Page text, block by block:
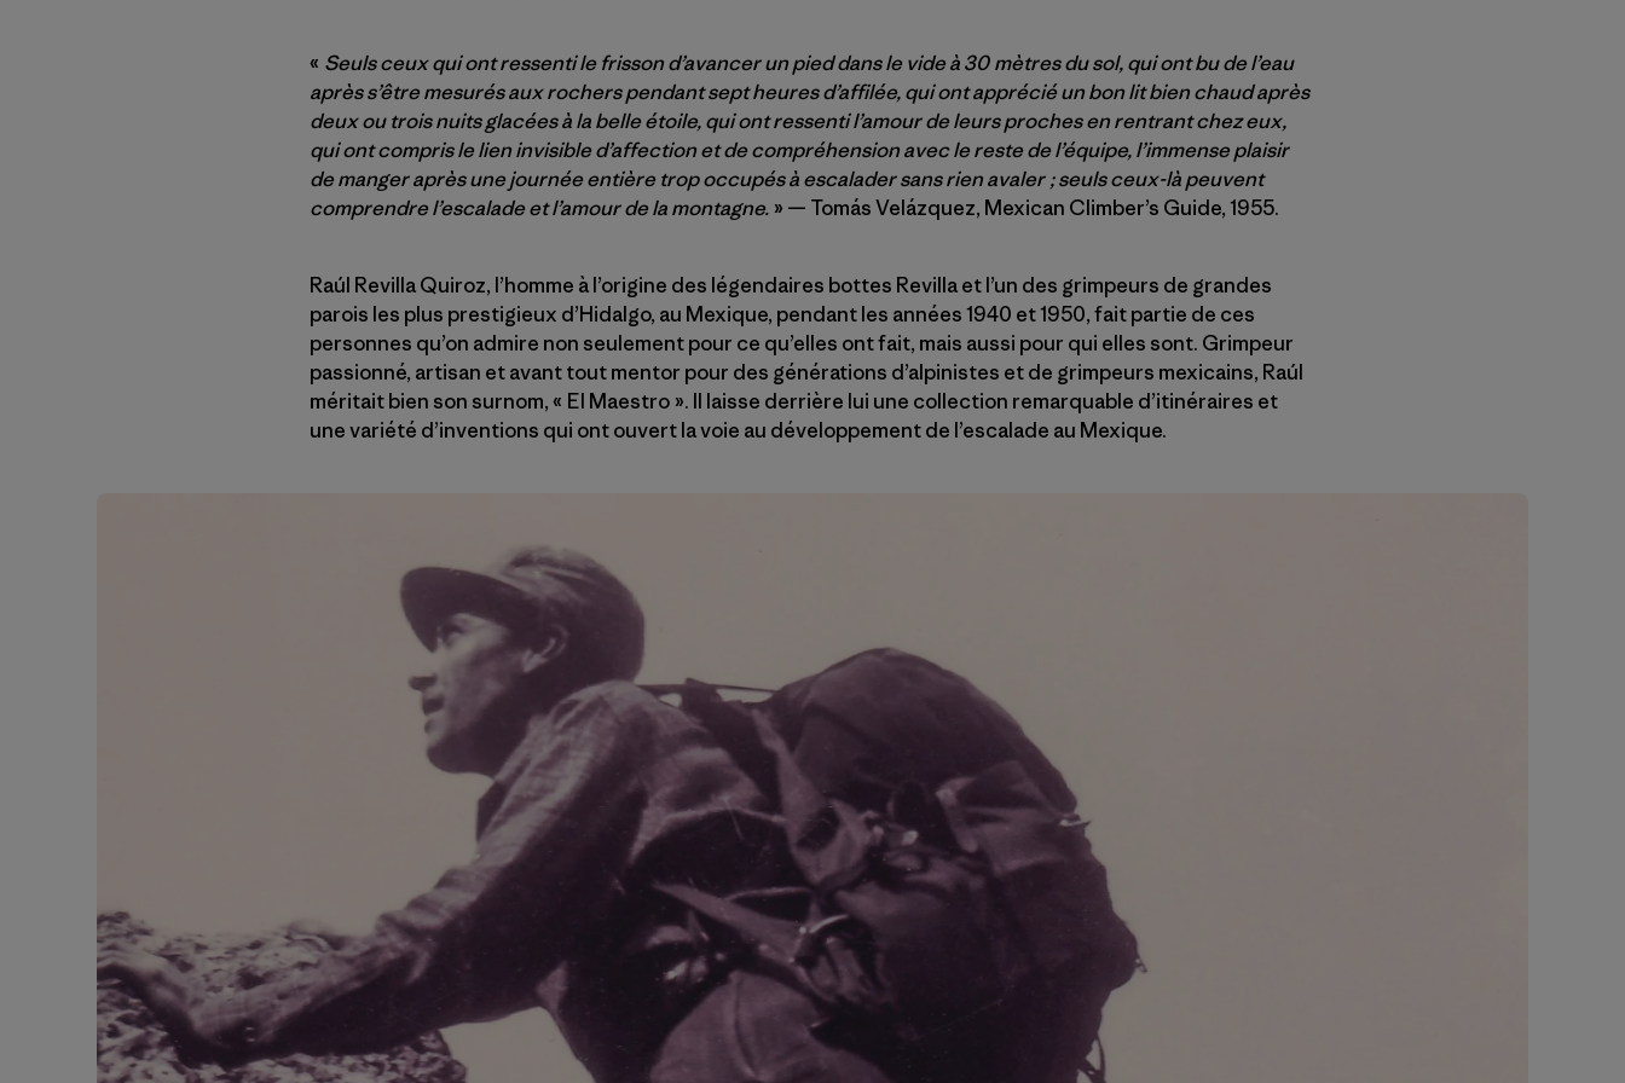
« Seuls ceux qui ont ressenti le frisson d’avancer un pied dans le vide à 30 mètres du sol, qui ont bu de l’eau
après s’être mesurés aux rochers pendant sept heures d’affilée, qui ont apprécié un bon lit bien chaud après
deux ou trois nuits glacées à la belle étoile, qui ont ressenti l’amour de leurs proches en rentrant chez eux,
qui ont compris le lien invisible d’affection et de compréhension avec le reste de l’équipe, l’immense plaisir
de manger après une journée entière trop occupés à escalader sans rien avaler ; seuls ceux-là peuvent
comprendre l’escalade et l’amour de la montagne. » — Tomás Velázquez, Mexican Climber’s Guide, 1955.
Raúl Revilla Quiroz, l’homme à l’origine des légendaires bottes Revilla et l’un des grimpeurs de grandes
parois les plus prestigieux d’Hidalgo, au Mexique, pendant les années 1940 et 1950, fait partie de ces
personnes qu’on admire non seulement pour ce qu’elles ont fait, mais aussi pour qui elles sont. Grimpeur
passionné, artisan et avant tout mentor pour des générations d’alpinistes et de grimpeurs mexicains, Raúl
méritait bien son surnom, « El Maestro ». Il laisse derrière lui une collection remarquable d’itinéraires et
une variété d’inventions qui ont ouvert la voie au développement de l’escalade au Mexique.